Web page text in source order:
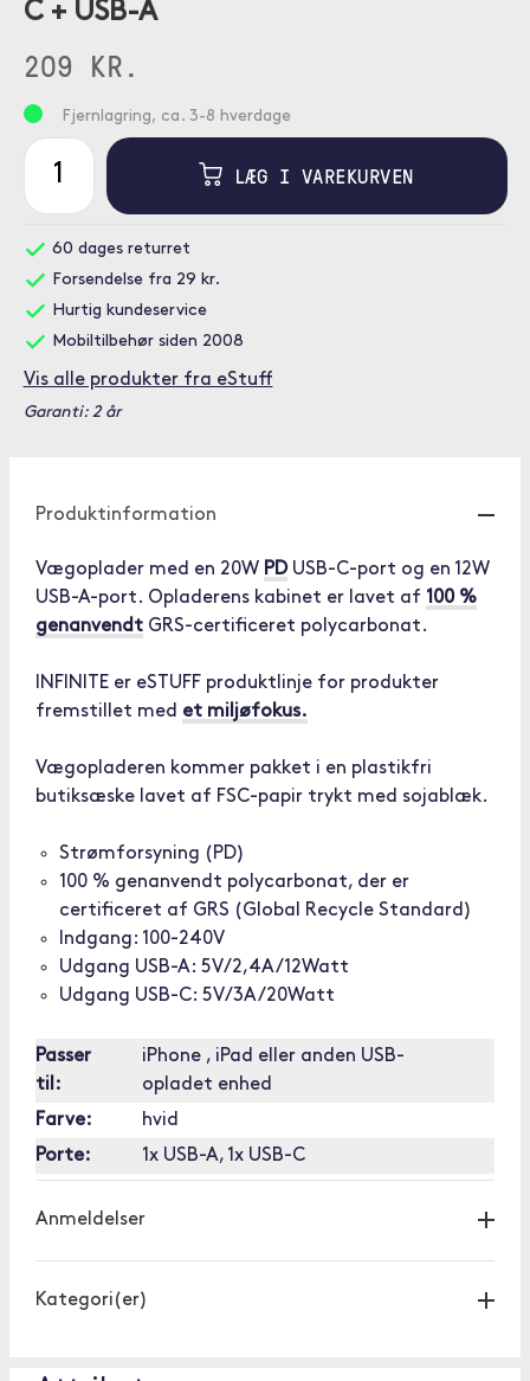
C + USB-A
209 KR.
Fjernlagring, ca. 3-8 hverdage
LÆG I VAREKURVEN
60 dages returret
Forsendelse fra 29 kr.
Hurtig kundeservice
Mobiltilbehør siden 2008
Vis alle produkter fra eStuff
Garanti: 2 år
Produktinformation
Vægoplader med en 20W PDUSB-C-port og en 12W
USB-A-port. Opladerens kabinet er lavet af 100 %
genanvendt GRS-certificeret polycarbonat.
INFINITE er eSTUFF produktlinje for produkter
fremstillet med et miljøfokus.
Vægopladeren kommer pakket i en plastikfri
butiksæske lavet af FSC-papir trykt med sojablæk.
Strømforsyning (PD)
100 % genanvendt polycarbonat, der er
certificeret af GRS (Global Recycle Standard)
Indgang: 100-240V
Udgang USB-A: 5V/2,4A/12Watt
Udgang USB-C: 5V/3A/20Watt
Passer
til:
iPhone , iPad eller anden USB-
opladet enhed
Farve:
hvid
Porte:
1x USB-A, 1x USB-C
Anmeldelser
Kategori(er)